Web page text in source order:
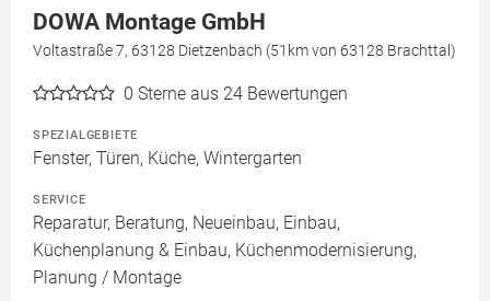
DOWA Montage GmbH
Voltastraße 7, 63128 Dietzenbach (51km von 63128 Brachttal)
0 Sterne aus 24 Bewertungen
SPEZIALGEBIETE
Fenster, Türen, Küche, Wintergarten
SERVICE
Reparatur, Beratung, Neueinbau, Einbau,
Küchenplanung & Einbau, Küchenmodernisierung,
Planung / Montage